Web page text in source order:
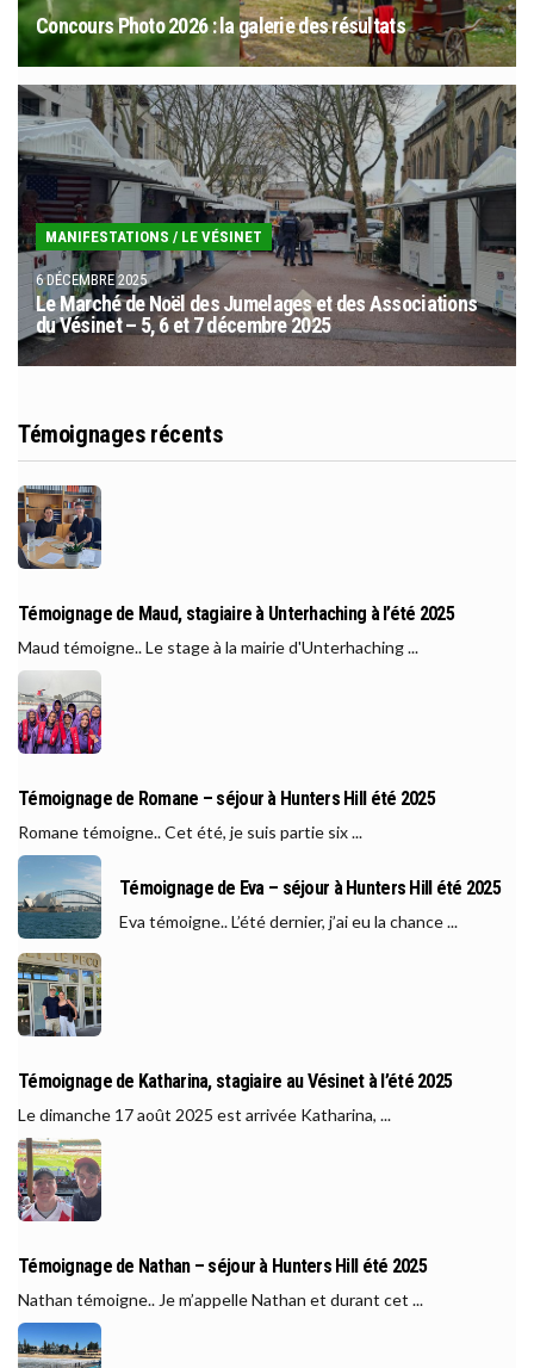
Concours Photo 2026 : la galerie des résultats
MANIFESTATIONS / LE VÉSINET
6 DÉCEMBRE 2025
Le Marché de Noël des Jumelages et des Associations
du Vésinet – 5, 6 et 7 décembre 2025
Témoignages récents
Témoignage de Maud, stagiaire à Unterhaching à l’été 2025
Maud témoigne.. Le stage à la mairie d'Unterhaching ...
Témoignage de Romane – séjour à Hunters Hill été 2025
Romane témoigne.. Cet été, je suis partie six ...
Témoignage de Eva – séjour à Hunters Hill été 2025
Eva témoigne.. L’été dernier, j’ai eu la chance ...
Témoignage de Katharina, stagiaire au Vésinet à l’été 2025
Le dimanche 17 août 2025 est arrivée Katharina, ...
Témoignage de Nathan – séjour à Hunters Hill été 2025
Nathan témoigne.. Je m’appelle Nathan et durant cet ...